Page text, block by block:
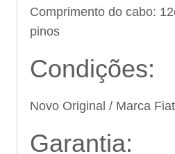
Comprimento do cabo:
pinos
Condições:
Novo Original / Marca Fiat
Garantia: